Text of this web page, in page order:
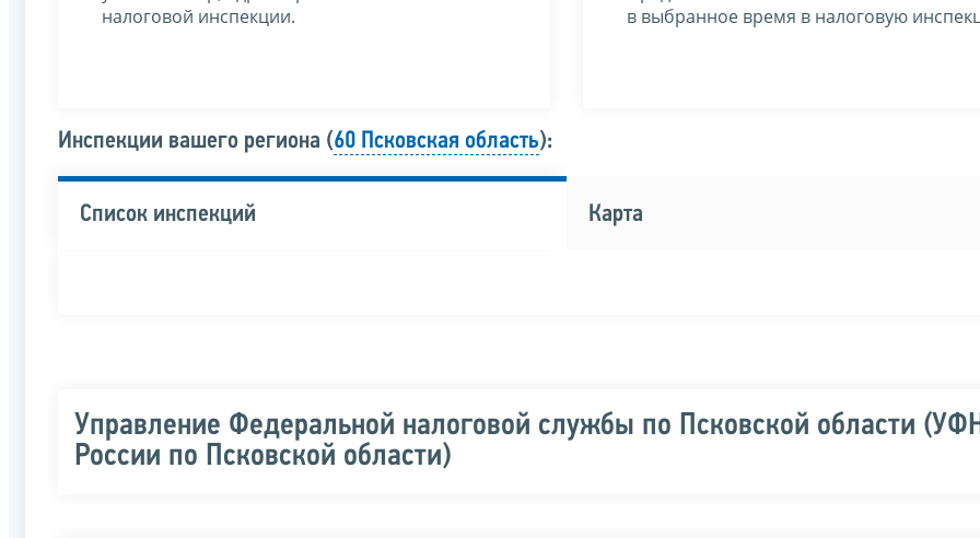
налоговой инспекции.
в выбранное время в налоговую
Инспекции вашего региона (60 Псковская область):
Список инспекций Карта
Управление Федеральной налоговой службы по Псковской области
России по Псковской области)